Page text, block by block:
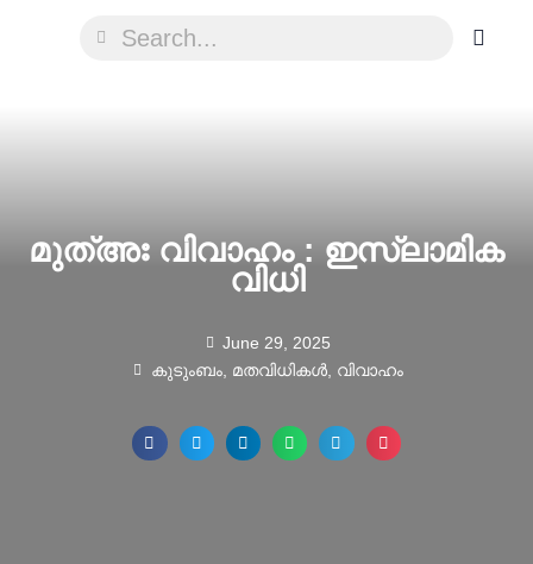
മുത്അഃ വിവാഹം : ഇസ്ലാമിക
വിധി
June 29, 2025
കുടുംബം, മതവിധികൾ, വിവാഹം